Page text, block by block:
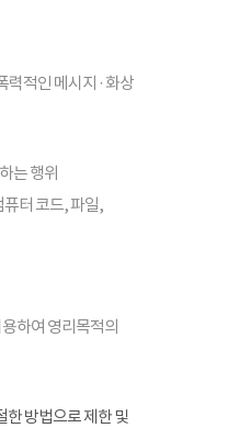
적인 메시지 · 화상
는 행위
터 코드, 파일,
하여 영리목적의
한 방법으로 제한 및